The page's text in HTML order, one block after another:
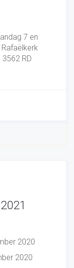
7 en
RD
2020
2020